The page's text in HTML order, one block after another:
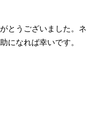
とうございました。ネ
になれば幸いです。